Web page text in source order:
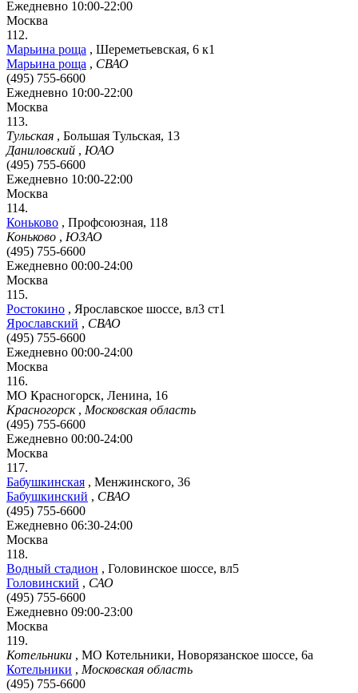
Ежедневно 10:00-22:00
Москва
112.
Марьина роща , Шереметьевская, 6 к1
Марьина роща , СВАО
(495) 755-6600
Ежедневно 10:00-22:00
Москва
113.
Тульская , Большая Тульская, 13
Даниловский , ЮАО
(495) 755-6600
Ежедневно 10:00-22:00
Москва
114.
Коньково , Профсоюзная, 118
Коньково , ЮЗАО
(495) 755-6600
Ежедневно 00:00-24:00
Москва
115.
Ростокино , Ярославское шоссе, вл3 ст1
Ярославский , СВАО
(495) 755-6600
Ежедневно 00:00-24:00
Москва
116.
МО Красногорск, Ленина, 16
Красногорск, Московская область
(495) 755-6600
Ежедневно 00:00-24:00
Москва
117.
Бабушкинская , Менжинского, 36
Бабушкинский , СВАО
(495) 755-6600
Ежедневно 06:30-24:00
Москва
118.
Водный стадион , Головинское шоссе, вл5
Головинский , САО
(495) 755-6600
Ежедневно 09:00-23:00
Москва
119.
Котельники , МО Котельники, Новорязанское шоссе, 6а
Котельники , Московская область
(495) 755-6600